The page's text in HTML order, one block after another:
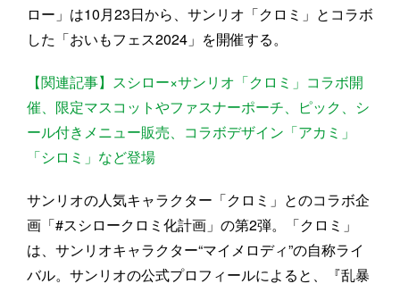
ロー」は10月23日から、サンリオ「クロミ」とコラボ
した「おいもフェス2024」を開催する。
【関連記事】スシロー×サンリオ「クロミ」コラボ開
催、限定マスコットやファスナーポーチ、ピック、シ
ール付きメニュー販売、コラボデザイン「アカミ」
「シロミ」など登場
サンリオの人気キャラクター「クロミ」とのコラボ企
画「#スシロークロミ化計画」の第2弾。「クロミ」
は、サンリオキャラクター“マイメロディ”の自称ライ
バル。サンリオの公式プロフィールによると、『乱暴